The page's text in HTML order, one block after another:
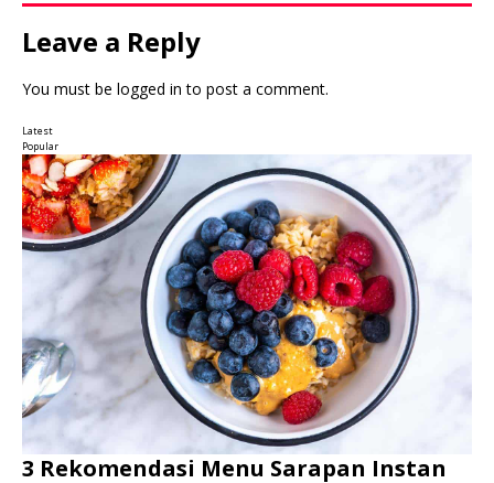
Leave a Reply
You must be logged in to post a comment.
Latest
Popular
3 Rekomendasi Menu Sarapan Instan